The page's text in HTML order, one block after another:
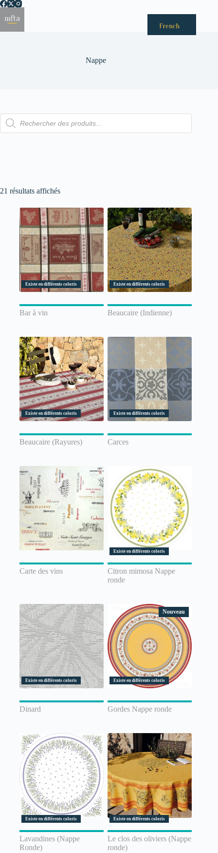
Passer
contenu
Nappe
21 résultats affichés
Existe en différents coloris
Bar à vin
Existe en différents coloris
Beaucaire (Indienne)
Existe en différents coloris
Beaucaire (Rayures)
Existe en différents coloris
Carces
Carte des vins
Existe en différents coloris
Citron mimosa Nappe
ronde
Existe en différents coloris
Dinard
Nouveau
Existe en différents coloris
Gordes Nappe ronde
Existe en différents coloris
Lavandines (Nappe
Ronde)
Existe en différents coloris
Le clos des oliviers (Nappe
ronde)
Recherche
de
produits
French